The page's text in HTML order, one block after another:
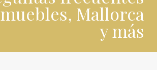
Mallorca
y más